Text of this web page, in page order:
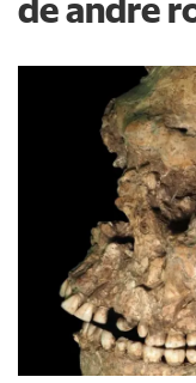
de andre